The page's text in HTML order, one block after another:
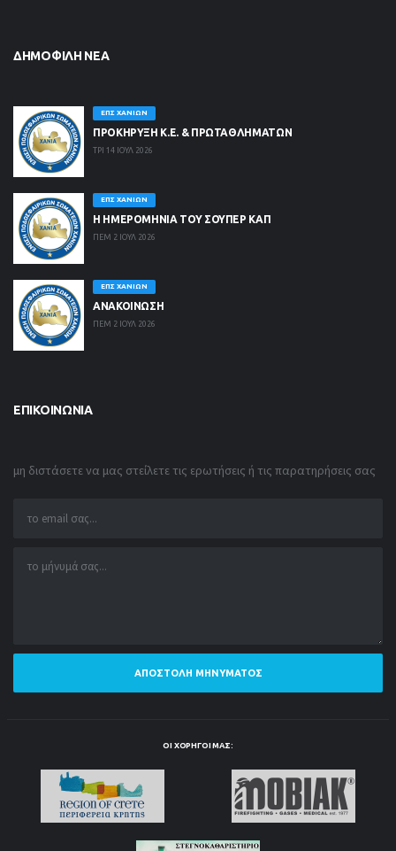
ΔΗΜΟΦΙΛΉ ΝΈΑ
ΕΠΣ ΧΑΝΊΩΝ
ΠΡΟΚΗΡΥΞΗ Κ.Ε. & ΠΡΩΤΑΘΛΗΜΑΤΩΝ
ΤΡΙ 14 ΙΟΥΛ 2026
ΕΠΣ ΧΑΝΊΩΝ
Η ΗΜΕΡΟΜΗΝΙΑ ΤΟΥ ΣΟΥΠΕΡ ΚΑΠ
ΠΕΜ 2 ΙΟΥΛ 2026
ΕΠΣ ΧΑΝΊΩΝ
ΑΝΑΚΟΙΝΩΣΗ
ΠΕΜ 2 ΙΟΥΛ 2026
ΕΠΙΚΟΙΝΩΝΊΑ
μη διστάσετε να μας στείλετε τις ερωτήσεις ή τις παρατηρήσεις σας
ΑΠΟΣΤΟΛΉ ΜΗΝΎΜΑΤΟΣ
ΟΙ ΧΟΡΗΓΟΊ ΜΑΣ: